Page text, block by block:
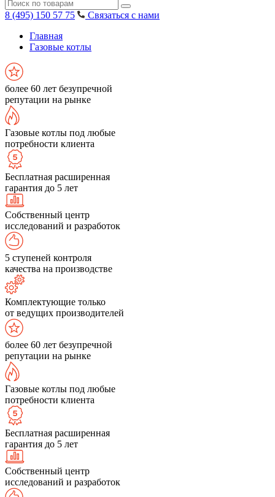
8 (495) 150 57 75
Связаться с нами
Главная
Газовые котлы
более 60 лет безупречной
репутации на рынке
Газовые котлы под любые
потребности клиента
Бесплатная расширенная
гарантия до 5 лет
Собственный центр
исследований и разработок
5 ступеней контроля
качества на производстве
Комплектующие только
от ведущих производителей
более 60 лет безупречной
репутации на рынке
Газовые котлы под любые
потребности клиента
Бесплатная расширенная
гарантия до 5 лет
Собственный центр
исследований и разработок